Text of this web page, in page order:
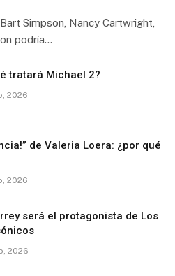
Simpson, Nancy Cartwright,
podría…
tratará Michael 2?
2026
de Valeria Loera: ¿por qué
2026
será el protagonista de Los
2026